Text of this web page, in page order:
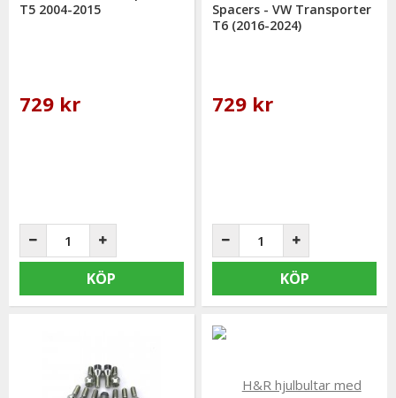
T5 2004-2015
729 kr
KÖP
Spacers - VW Transporter
T6 (2016-2024)
729 kr
KÖP